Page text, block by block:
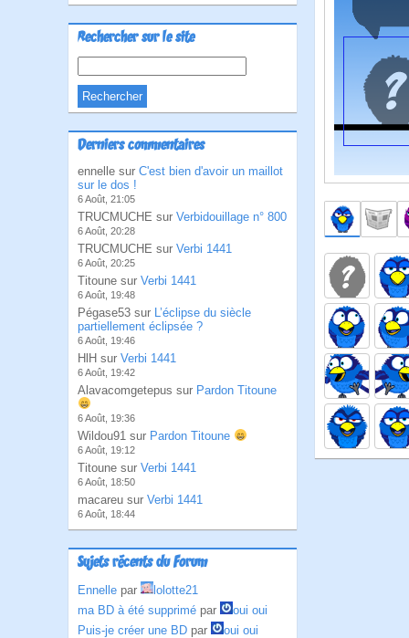
Rechercher sur le site
Derniers commentaires
ennelle sur C'est bien d'avoir un maillot
sur le dos !
6 Août, 21:05
TRUCMUCHE sur Verbidouillage n° 800
6 Août, 20:28
TRUCMUCHE sur Verbi 1441
6 Août, 20:25
Titoune sur Verbi 1441
6 Août, 19:48
Pégase53 sur L’éclipse du siècle
partiellement éclipsée ?
6 Août, 19:46
HlH sur Verbi 1441
6 Août, 19:42
Alavacomgetepus sur Pardon Titoune
6 Août, 19:36
Wildou91 sur Pardon Titoune
6 Août, 19:12
Titoune sur Verbi 1441
6 Août, 18:50
macareu sur Verbi 1441
6 Août, 18:44
Sujets récents du Forum
Ennelle par
lolotte21
ma BD à été supprimé par
oui oui
Puis-je créer une BD par
oui oui